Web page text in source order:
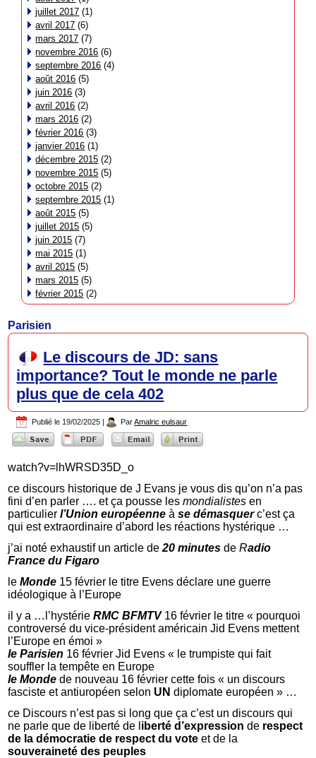
juillet 2017 (1)
avril 2017 (6)
mars 2017 (7)
novembre 2016 (6)
septembre 2016 (4)
août 2016 (5)
juin 2016 (3)
avril 2016 (2)
mars 2016 (2)
février 2016 (3)
janvier 2016 (1)
décembre 2015 (2)
novembre 2015 (5)
octobre 2015 (2)
septembre 2015 (1)
août 2015 (5)
juillet 2015 (5)
juin 2015 (7)
mai 2015 (1)
avril 2015 (5)
mars 2015 (5)
février 2015 (2)
Parisien
Le discours de JD: sans
importance? Tout le monde ne parle
plus que de cela 402
Publié le 19/02/2025 | Par Amalric eulsaur
watch?v=lhWRSD35D_o
ce discours historique de J Evans je vous dis qu’on n’a pas
fini d’en parler …. et ça pousse lesmondialistes en
particulierl’Union européenne àse démasquerc’est ça
qui est extraordinaire d’abord les réactions hystérique …
j’ai noté exhaustif un article de20 minutes deRadio
France du Figaro
leMonde 15 février le titre Evens déclare une guerre
idéologique à l’Europe
il y a …l’hystérieRMC BFMTV16 février le titre « pourquoi
controversé du vice-président américain Jid Evens mettent
l’Europe en émoi »
le Parisien 16 février Jid Evens « le trumpiste qui fait
souffler la tempête en Europe
le Monde de nouveau 16 février cette fois « un discours
fasciste et antiuropéen selon UN diplomate européen » …
ce Discours n’est pas si long que ça c’est un discours qui
ne parle que de liberté de l iberté d’expression de respect
de la démocratie de respect du vote et de la
souveraineté des peuples